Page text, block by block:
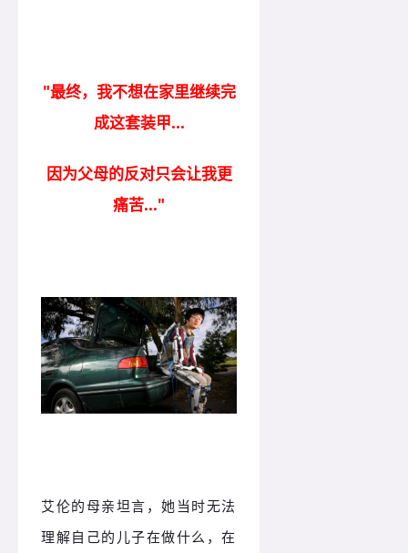
"最终，我不想在家里继续完
成这套装甲...
因为父母的反对只会让我更
痛苦..."
艾伦的母亲坦言，她当时无法
理解自己的儿子在做什么，在